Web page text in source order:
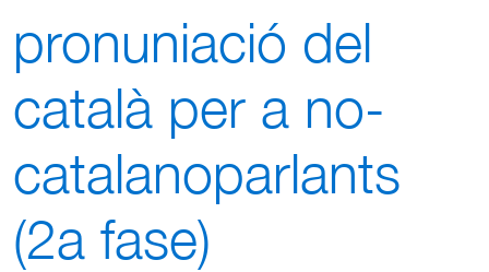
pronuniació del
català per a no-
catalanoparlants
(2a fase)